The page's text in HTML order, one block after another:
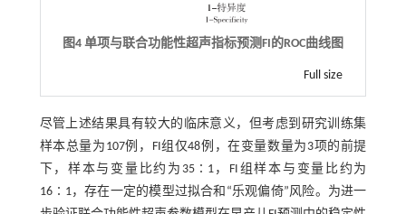
图4 单项与联合功能性超声指标预测FI的ROC曲线图
Full size
尽管上述结果具有较大的临床意义，但考虑到研究训练集
样本总量为107例，FI组仅48例，在变量数量为3项的前提
下，样本与变量比约为35∶1，FI组样本与变量比约为
16∶1，存在一定的模型过拟合和“乐观偏倚”风险。为进一